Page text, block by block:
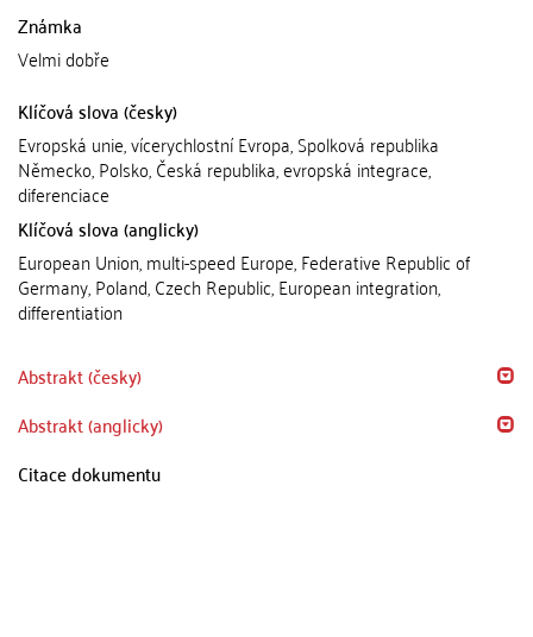
Známka
Velmi dobře
Klíčová slova (česky)
Evropská unie, vícerychlostní Evropa, Spolková republika
Německo, Polsko, Česká republika, evropská integrace,
diferenciace
Klíčová slova (anglicky)
European Union, multi-speed Europe, Federative Republic of
Germany, Poland, Czech Republic, European integration,
differentiation
Abstrakt (česky)
Abstrakt (anglicky)
Citace dokumentu